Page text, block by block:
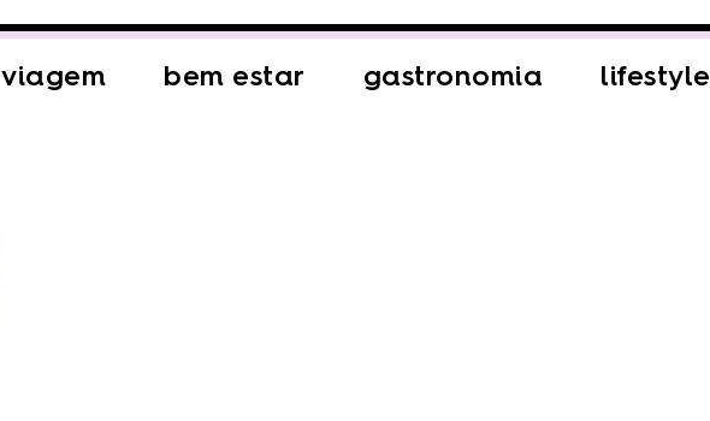
viagem bem estar gastronomia lifestyle